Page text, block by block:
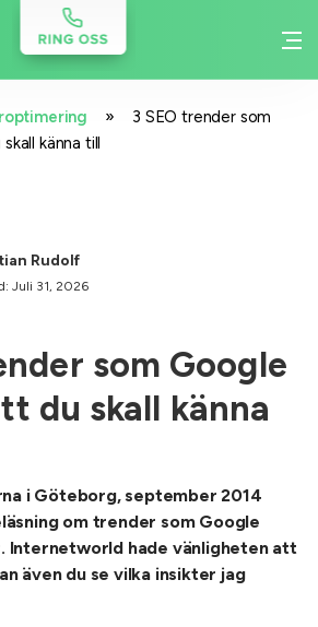
»
3 SEO trender som
känna till
Rudolf
Juli 31, 2026
som Google
du skall känna
i Göteborg, september 2014
om trender som Google
Internetworld hade vänligheten att
även du se vilka insikter jag